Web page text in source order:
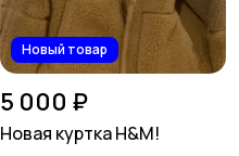
Новый товар
5 000 ₽
Новая куртка H&M!